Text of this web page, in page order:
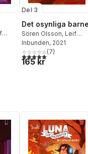
antal röster:
Del 3
Det osynliga
Sören Olsson, Leif
Eriksson,Martin
Svensson
Inbunden, 2021
5,0utav 5 stjärnor.
(7)
165 kr